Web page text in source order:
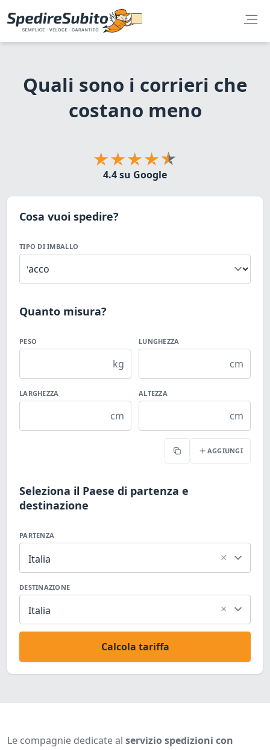
Quali sono i corrieri che
costano meno
4.4 su Google
Cosa vuoi spedire?
TIPO DI IMBALLO
Quanto misura?
PESO
kg
LUNGHEZZA
cm
LARGHEZZA
cm
ALTEZZA
cm
Copia AGGIUNGI
Seleziona il Paese di partenza e
destinazione
PARTENZA
Italia ×
DESTINAZIONE
Italia ×
Calcola tariffa
Le compagnie dedicate al servizio spedizioni con